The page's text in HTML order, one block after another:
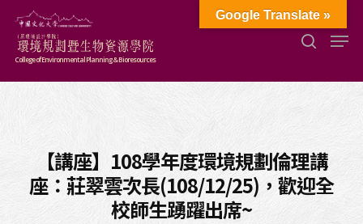
College of Environmental Planning & Bioresources
【講座】108學年度環境規劃倫理講
座：莊翠雲次長(108/12/25)，歡迎全
校師生踴躍出席~
Google Translate »